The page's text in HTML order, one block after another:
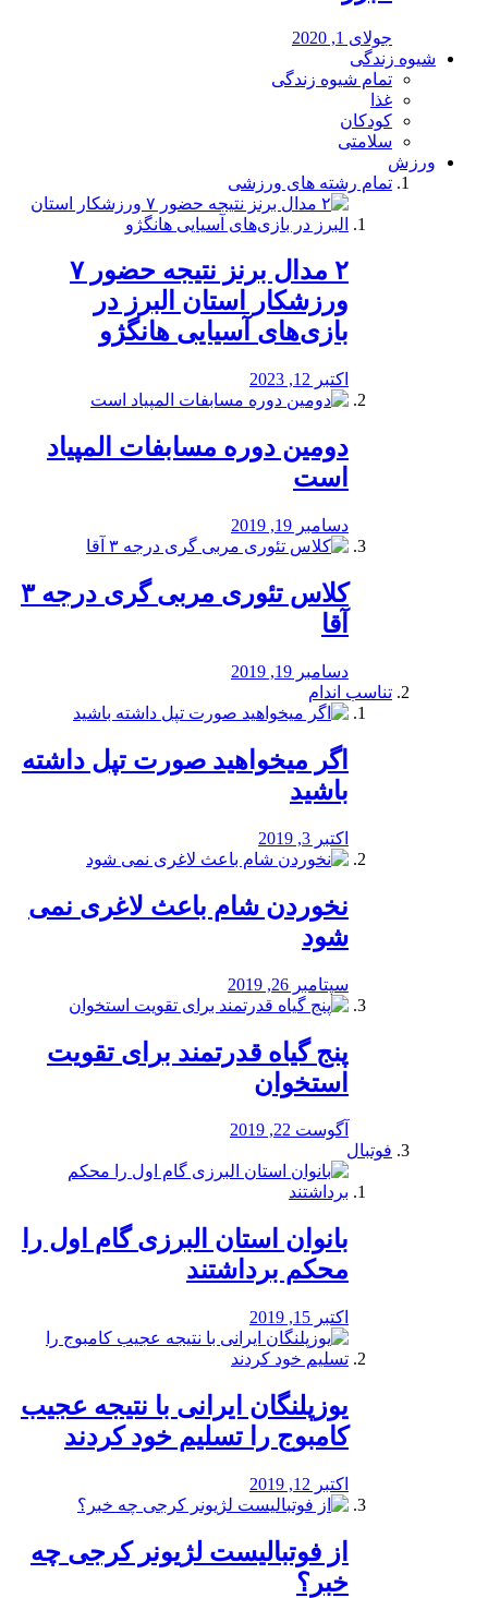
جولای 1, 2020
شیوه زندگی
تمام شیوه زندگی
غذا
کودکان
سلامتی
ورزش
تمام رشته های ورزشی
۲ مدال برنز نتیجه حضور ۷
ورزشکار استان البرز در
بازی‌های آسیایی هانگژو
اکتبر 12, 2023
دومین دوره مسابفات المپیاد
است
دسامبر 19, 2019
کلاس تئوری مربی گری درجه ۳
آقا
دسامبر 19, 2019
تناسب اندام
اگر میخواهید صورت تپل داشته
باشید
اکتبر 3, 2019
نخوردن شام باعث لاغری نمی
‌شود
سپتامبر 26, 2019
پنج گیاه قدرتمند برای تقویت
استخوان
آگوست 22, 2019
فوتبال
بانوان استان البرزی گام اول را
محكم برداشتند
اکتبر 15, 2019
یوزپلنگان ایرانی با نتیجه عجیب
کامبوج را تسلیم خود کردند
اکتبر 12, 2019
از فوتبالیست لژیونر کرجی چه
خبر؟